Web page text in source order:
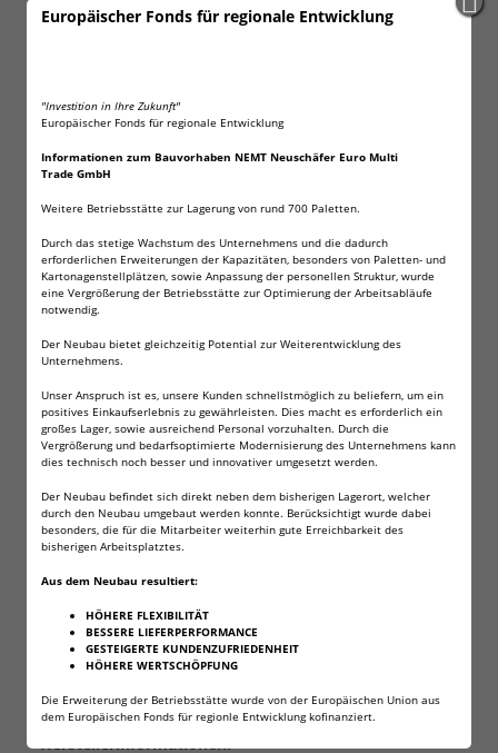
Europäischer Fonds für regionale Entwicklung
"Investition in Ihre Zukunft"
Europäischer Fonds für regionale Entwicklung
Informationen zum Bauvorhaben NEMT Neuschäfer Euro Multi
Trade GmbH
Weitere Betriebsstätte zur Lagerung von rund 700 Paletten.
Durch das stetige Wachstum des Unternehmens und die dadurch
erforderlichen Erweiterungen der Kapazitäten, besonders von Paletten- und
Kartonagenstellplätzen, sowie Anpassung der personellen Struktur, wurde
eine Vergrößerung der Betriebsstätte zur Optimierung der Arbeitsabläufe
notwendig.
Der Neubau bietet gleichzeitig Potential zur Weiterentwicklung des
Unternehmens.
Unser Anspruch ist es, unsere Kunden schnellstmöglich zu beliefern, um ein
positives Einkaufserlebnis zu gewährleisten. Dies macht es erforderlich ein
großes Lager, sowie ausreichend Personal vorzuhalten. Durch die
Vergrößerung und bedarfsoptimierte Modernisierung des Unternehmens kann
dies technisch noch besser und innovativer umgesetzt werden.
Der Neubau befindet sich direkt neben dem bisherigen Lagerort, welcher
durch den Neubau umgebaut werden konnte. Berücksichtigt wurde dabei
besonders, die für die Mitarbeiter weiterhin gute Erreichbarkeit des
bisherigen Arbeitsplatztes.
Aus dem Neubau resultiert:
HÖHERE FLEXIBILITÄT
BESSERE LIEFERPERFORMANCE
GESTEIGERTE KUNDENZUFRIEDENHEIT
HÖHERE WERTSCHÖPFUNG
Die Erweiterung der Betriebsstätte wurde von der Europäischen Union aus
dem Europäischen Fonds für regionle Entwicklung kofinanziert.
Und nicht nur das. Mit herkömmlichen Alkali-Batterien werden
Langlebige AA- und AAA- Batterien für Hightechgeräte
Halten bis zu sieben mal länger in Digitalkameras*
33% leichter als Alkali AA Batterien
15 Jahre Haltbarkeit
Topleistung selbst bei extremen Temperaturen (von –
Quecksilber- und Kadmiumfrei und durch Ihren Aufbau
vor Auslaufen geschützt;
Für bis zu 630 Bilder**
herkömmliche Marken-Alkalibatterien;
* Gegenüber herkömmlichen Marken-Alkalibatterien.
Ergebnisse variieren je nach Kamera.
*** Ergebnisse variieren je nach Gerät.
Natürlich erhalten Sie eine Rechnung mit
ausgewiesener Mehrwertsteuer!
Angaben zur Produktsicherheit